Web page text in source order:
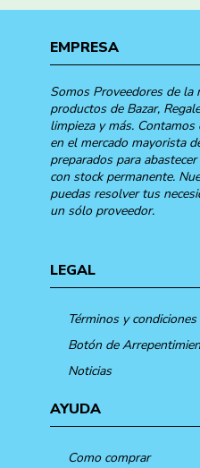
EMPRESA
Somos Proveedores de la
productos de Bazar,
limpieza y más.
en el mercado mayorista
preparados para
con stock permanente.
puedas resolver tus
un sólo proveedor.
LEGAL
Términos y condiciones
Botón de
Noticias
AYUDA
Como comprar